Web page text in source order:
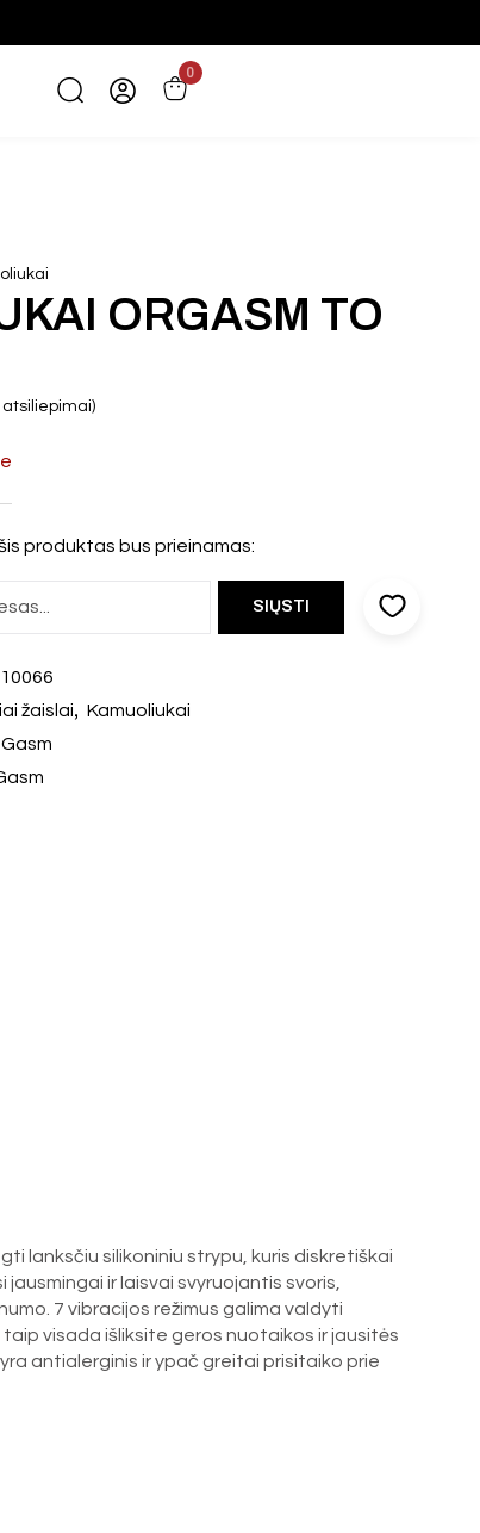
0
ORGASM TO
atsiliepimai)
produktas bus prieinamas:
žaislai, Kamuoliukai
lanksčiu silikoniniu strypu, kuris diskretiškai
ir laisvai svyruojantis svoris,
7 vibracijos režimus galima valdyti
visada išliksite geros nuotaikos ir jausitės
antialerginis ir ypač greitai prisitaiko prie